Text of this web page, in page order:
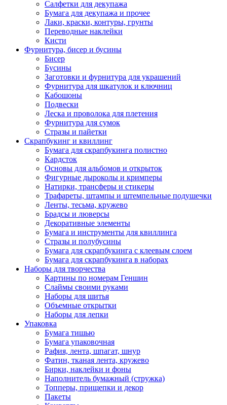
Салфетки для декупажа
Бумага для декупажа и прочее
Лаки, краски, контуры, грунты
Переводные наклейки
Кисти
Фурнитура, бисер и бусины
Бисер
Бусины
Заготовки и фурнитура для украшений
Фурнитура для шкатулок и ключниц
Кабошоны
Подвески
Леска и проволока для плетения
Фурнитура для сумок
Стразы и пайетки
Скрапбукинг и квиллинг
Бумага для скрапбукинга полистно
Кардсток
Основы для альбомов и открыток
Фигурные дыроколы и кримперы
Натирки, трансферы и стикеры
Трафареты, штампы и штемпельные подушечки
Ленты, тесьма, кружево
Брадсы и люверсы
Декоративные элементы
Бумага и инструменты для квиллинга
Стразы и полубусины
Бумага для скрапбукинга с клеевым слоем
Бумага для скрапбукинга в наборах
Наборы для творчества
Картины по номерам Геншин
Слаймы своими руками
Наборы для шитья
Объемные открытки
Наборы для лепки
Упаковка
Бумага тишью
Бумага упаковочная
Рафия, лента, шпагат, шнур
Фатин, тканая лента, кружево
Бирки, наклейки и фоны
Наполнитель бумажный (стружка)
Топперы, прищепки и декор
Пакеты